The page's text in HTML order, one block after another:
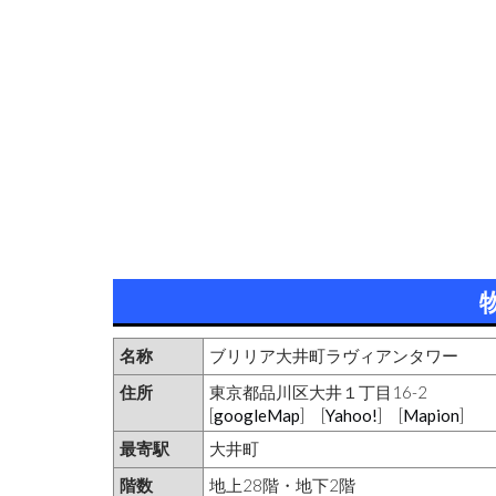
名称
ブリリア大井町ラヴィアンタワー
住所
東京都品川区大井１丁目16-2
[googleMap] [Yahoo!] [Mapion]
最寄駅
大井町
階数
地上28階・地下2階